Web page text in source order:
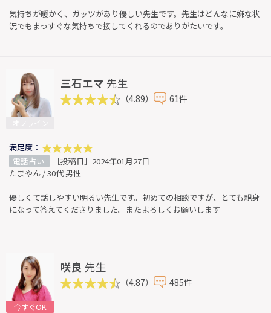
気持ちが暖かく、ガッツがあり優しい先生です。先生はどんなに嫌な状
況でもまっすぐな気持ちで接してくれるのでありがたいです。
三石エマ 先生
（4.89） 61件
満足度：
電話占い
［投稿日］2024年01月27日
たまやん / 30代 男性
優しくて話しやすい明るい先生です。初めての相談ですが、とても親身
になって答えてくださりました。またよろしくお願いします
今すぐOK
咲良 先生
（4.87） 485件